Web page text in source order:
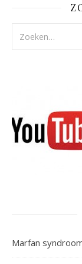
Marfan